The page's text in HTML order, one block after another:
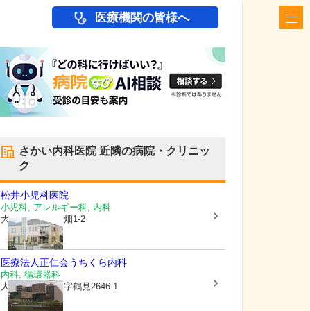
医療機関の皆様へ
さかい内科医院近隣の病院・クリニッ
ク
松井小児科医院
小児科, アレルギー科, 内科
大分県別府市
大畑1-2
医療法人正仁会うちくら内科
内科, 循環器科
大分県別府市大字鶴見2646-1